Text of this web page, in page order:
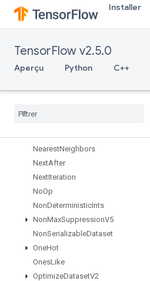
Installer
TensorFlow v2.5.0
Aperçu Python C++
MulNoNan
MutableDenseHashTable
MutableHashTableOfTensors
NcclAllReduce
NearestNeighbors
NextAfter
NextIteration
NoOp
NonDeterministicInts
NonMaxSuppressionV5
NonSerializableDataset
OneHot
OnesLike
OptimizeDatasetV2